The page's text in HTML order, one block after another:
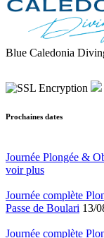
Blue Caledonia
Prochaines dates
Journée Plongée &
voir plus
Journée complète
Passe de Boulari 13/
Journée complète